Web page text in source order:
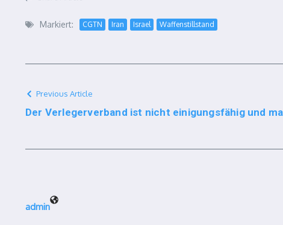
Markiert: CGTN Iran Israel Waffenstillstand
Previous Article
Der Verlegerverband ist nicht einigungsfähig und
admin